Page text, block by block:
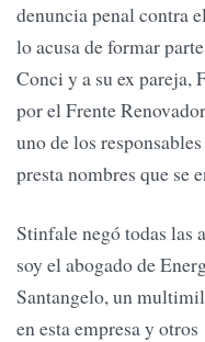
denuncia penal contra
lo acusa de formar
Conci y a su ex pareja,
por el Frente
uno de los
presta nombres que se
Stinfale negó todas las
soy el abogado de
Santangelo, un
en esta empresa y